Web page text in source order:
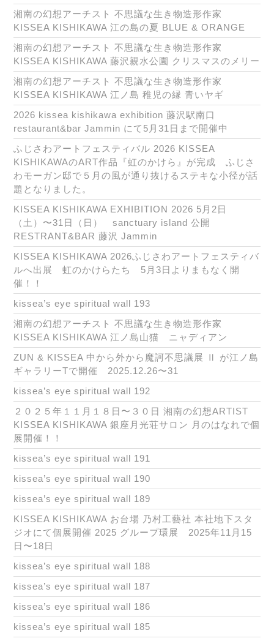
湘南の幻想アーチスト 不思議な生き物造形作家
KISSEA KISHIKAWA 江の島の夏 BLUE & ORANGE
湘南の幻想アーチスト 不思議な生き物造形作家
KISSEA KISHIKAWA 藤沢親水公園 クリスマスのメリー
湘南の幻想アーチスト 不思議な生き物造形作家
KISSEA KISHIKAWA 江ノ島 稚児の縁 青いヤギ
2026 kissea kishikawa exhibition 藤沢駅南口
restaurant&bar Jammin にて5月31日まで開催中
ふじさわアートフェスティバル 2026 KISSEA
KISHIKAWAのART作品『虹のかけら』が完成 ふじさ
わモーガン邸で５月の風が通り抜けるステキな小径が話
題となりました。
KISSEA KISHIKAWA EXHIBITION 2026 5月2日
（土）〜31日（日） sanctuary island 公開
RESTRANT&BAR 藤沢 Jammin
KISSEA KISHIKAWA 2026ふじさわアートフェスティバ
ルへ出展 虹のかけらたち 5月3日よりまもなく開
催！！
kissea’s eye spiritual wall 193
湘南の幻想アーチスト 不思議な生き物造形作家
KISSEA KISHIKAWA 江ノ島山猫 ニャディアン
ZUN & KISSEA 中から外から魔訶不思議展 Ⅱ が江ノ島
ギャラリーTで開催 2025.12.26〜31
kissea’s eye spiritual wall 192
２０２５年１１月１８日〜３０日 湘南の幻想ARTIST
KISSEA KISHIKAWA 銀座月光荘サロン 月のはなれで個
展開催！！
kissea’s eye spiritual wall 191
kissea’s eye spiritual wall 190
kissea’s eye spiritual wall 189
KISSEA KISHIKAWA お台場 乃村工藝社 本社地下スタ
ジオにて個展開催 2025 グループ環展 2025年11月15
日〜18日
kissea’s eye spiritual wall 188
kissea’s eye spiritual wall 187
kissea’s eye spiritual wall 186
kissea’s eye spiritual wall 185